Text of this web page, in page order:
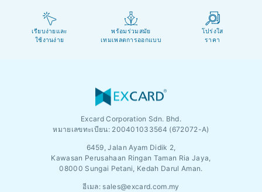
เรียบง่ายและ
ใช้งานง่าย
พร้อมร่วมสมัย
เทมเพลตการออกแบบ
โปร่งใส
ราคา
Excard Corporation Sdn. Bhd.
หมายเลขทะเบียน: 200401033564 (672072-A)
6459, Jalan Ayam Didik 2,
Kawasan Perusahaan Ringan Taman Ria Jaya,
08000 Sungai Petani, Kedah Darul Aman.
อีเมล: sales@excard.com.my